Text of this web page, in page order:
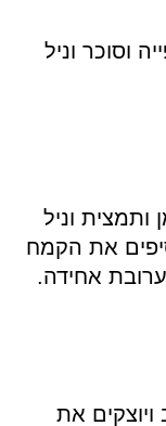
וסוכר וניל
וניל
את הקמח
אחידה.
את